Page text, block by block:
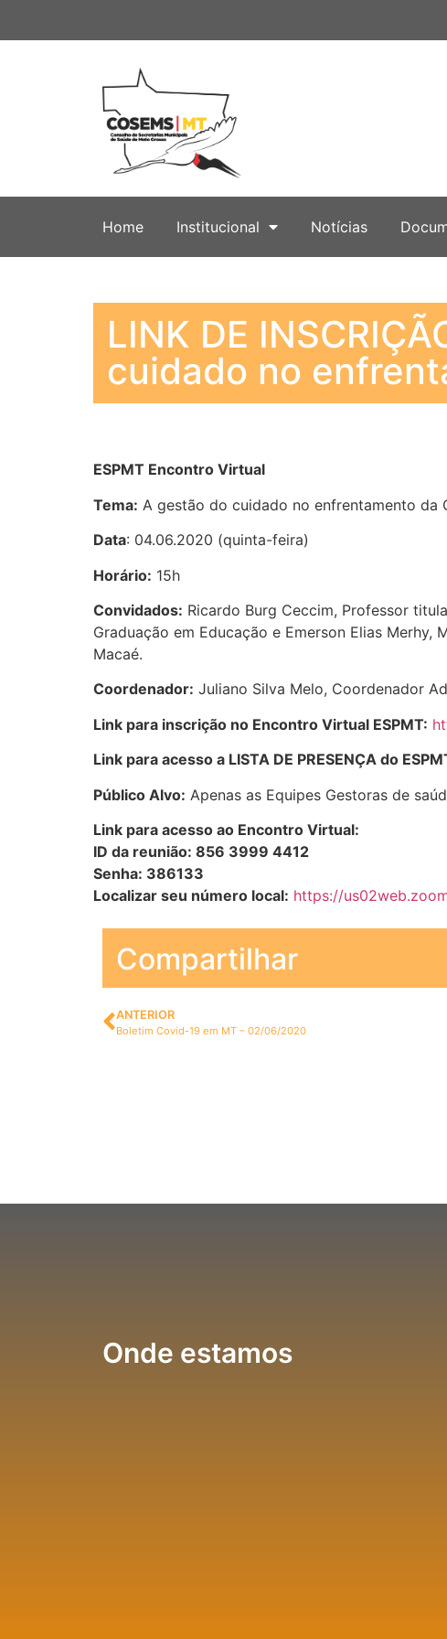
Home Institucional Notícias
LINK DE
cuidado no
ESPMT Encontro Virtual
Tema: A gestão do cuidado no enfrentamento da
Data: 04.06.2020 (quinta-feira)
Horário: 15h
Convidados: Ricardo Burg Ceccim, Professor
Graduação em Educação e Emerson Elias
Macaé.
Coordenador: Juliano Silva Melo, Coordenador
Link para inscrição no Encontro Virtual ESPMT:
Link para acesso a LISTA DE PRESENÇA do
Público Alvo: Apenas as Equipes Gestoras de
Link para acesso ao Encontro Virtual:
ID da reunião: 856 3999 4412
Senha: 386133
Localizar seu número local: https://
Compartilhar
ANTERIOR
Boletim Covid-19 em MT – 02/06/2020
Onde estamos